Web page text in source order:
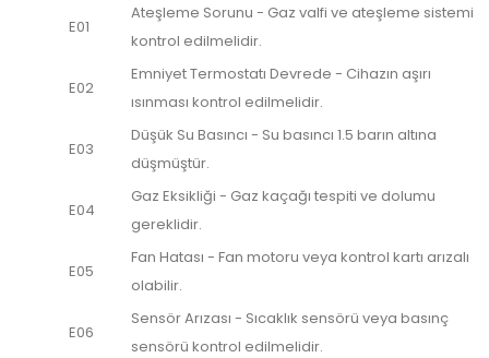
E01
Ateşleme Sorunu - Gaz valfi ve ateşleme sistemi
kontrol edilmelidir.
E02
Emniyet Termostatı Devrede - Cihazın aşırı
ısınması kontrol edilmelidir.
E03
Düşük Su Basıncı - Su basıncı 1.5 barın altına
düşmüştür.
E04
Gaz Eksikliği - Gaz kaçağı tespiti ve dolumu
gereklidir.
E05
Fan Hatası - Fan motoru veya kontrol kartı arızalı
olabilir.
E06
Sensör Arızası - Sıcaklık sensörü veya basınç
sensörü kontrol edilmelidir.